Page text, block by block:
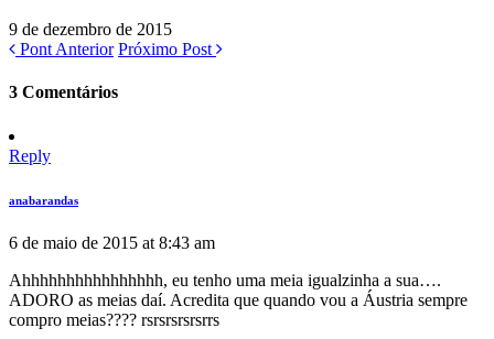
9 de dezembro de 2015
Pont Anterior Próximo Post
3 Comentários
Reply
anabarandas
6 de maio de 2015 at 8:43 am
Ahhhhhhhhhhhhhhhh, eu tenho uma meia igualzinha a sua….
ADORO as meias daí. Acredita que quando vou a Áustria sempre
compro meias???? rsrsrsrsrsrrs